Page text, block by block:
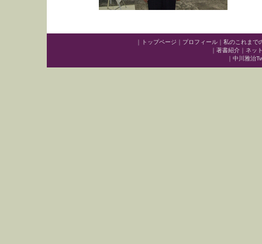
｜ トップページ ｜ プロフィール ｜ 私のこれまで
｜ 著書紹介 ｜ ネッ
｜ 中川雅治